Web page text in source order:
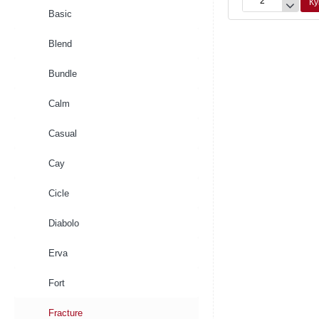
Basic
Blend
Bundle
Calm
Casual
Cay
Cicle
Diabolo
Erva
Fort
Fracture
Кашпо
Fracture